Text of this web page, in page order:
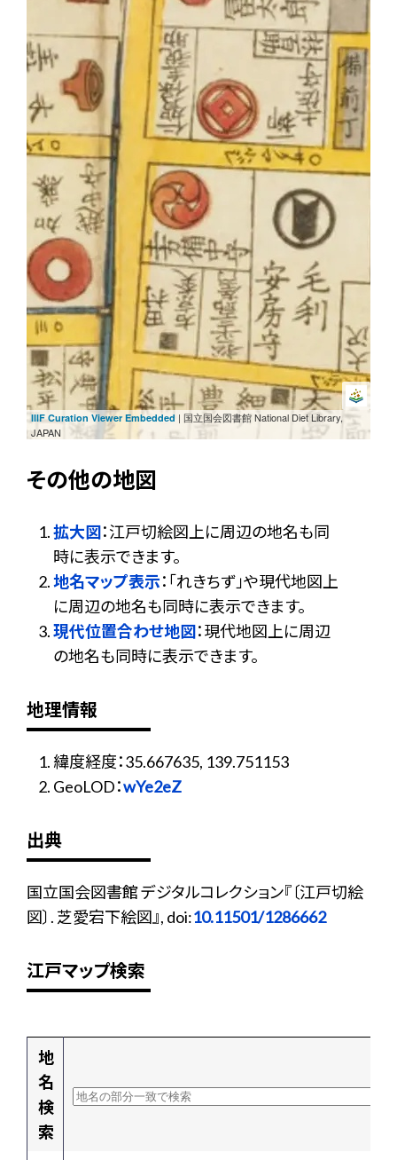
-
IIIF Curation Viewer Embedded | 国立国会図書館 National Diet Library,
JAPAN
その他の地図
拡大図：江戸切絵図上に周辺の地名も同
時に表示できます。
地名マップ表示：「れきちず」や現代地図上
に周辺の地名も同時に表示できます。
現代位置合わせ地図：現代地図上に周辺
の地名も同時に表示できます。
地理情報
緯度経度：35.667635, 139.751153
GeoLOD：wYe2eZ
出典
国立国会図書館 デジタルコレクション『〔江戸切絵
図〕. 芝愛宕下絵図』, doi:10.11501/1286662
江戸マップ検索
地
名
検
索